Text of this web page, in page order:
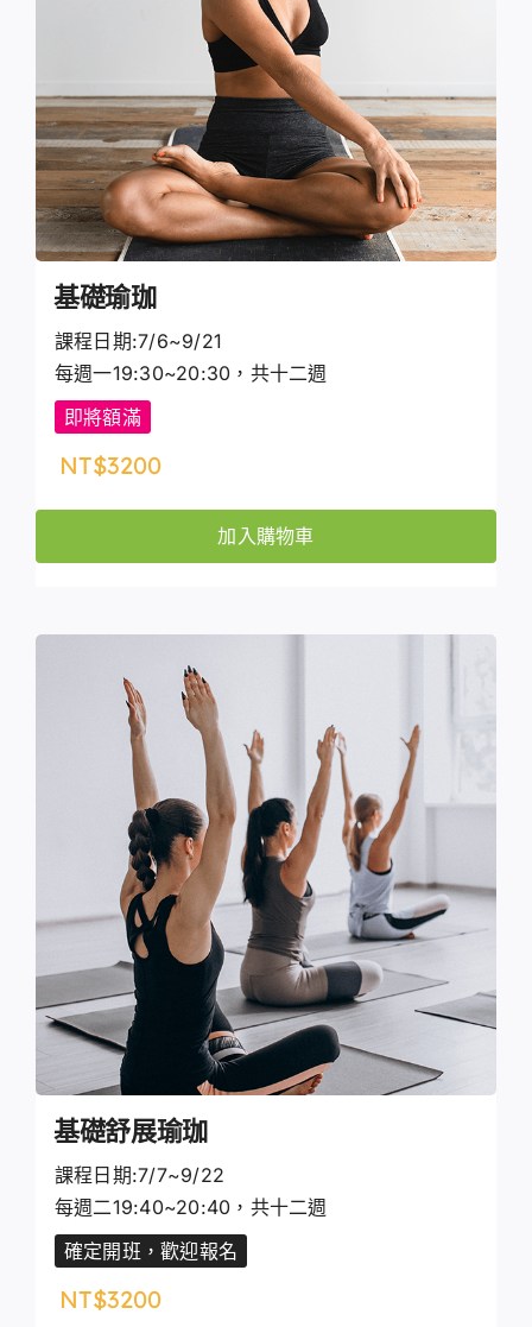
基礎瑜珈
課程日期:7/6~9/21
每週一19:30~20:30，共十二週
即將額滿
NT$3200
加入購物車
基礎舒展瑜珈
課程日期:7/7~9/22
每週二19:40~20:40，共十二週
確定開班，歡迎報名
NT$3200